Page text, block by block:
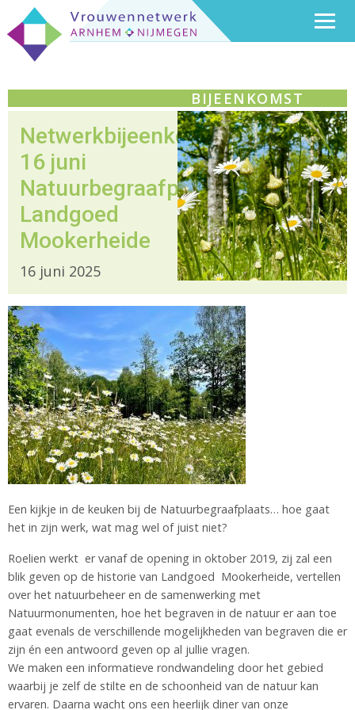
BIJEENKOMST
Netwerkbijeenkomst
16 juni
Natuurbegraafplaats
Landgoed
Mookerheide
16 juni 2025
Een kijkje in de keuken bij de Natuurbegraafplaats… hoe gaat
het in zijn werk, wat mag wel of juist niet?
Roelien werkt er vanaf de opening in oktober 2019, zij zal een
blik geven op de historie van Landgoed Mookerheide, vertellen
over het natuurbeheer en de samenwerking met
Natuurmonumenten, hoe het begraven in de natuur er aan toe
gaat evenals de verschillende mogelijkheden van begraven die er
zijn én een antwoord geven op al jullie vragen.
We maken een informatieve rondwandeling door het gebied
waarbij je zelf de stilte en de schoonheid van de natuur kan
ervaren. Daarna wacht ons een heerlijk diner van onze